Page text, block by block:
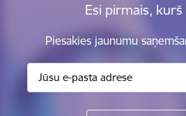
Esi pirmais, kurš
Piesakies jaunumu